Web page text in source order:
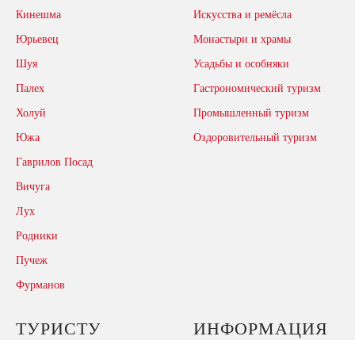
Кинешма
Юрьевец
Шуя
Палех
Холуй
Южа
Гаврилов Посад
Вичуга
Лух
Родники
Пучеж
Фурманов
Искусства и ремёсла
Монастыри и храмы
Усадьбы и особняки
Гастрономический туризм
Промышленный туризм
Оздоровительный туризм
ТУРИСТУ ИНФОРМАЦИЯ